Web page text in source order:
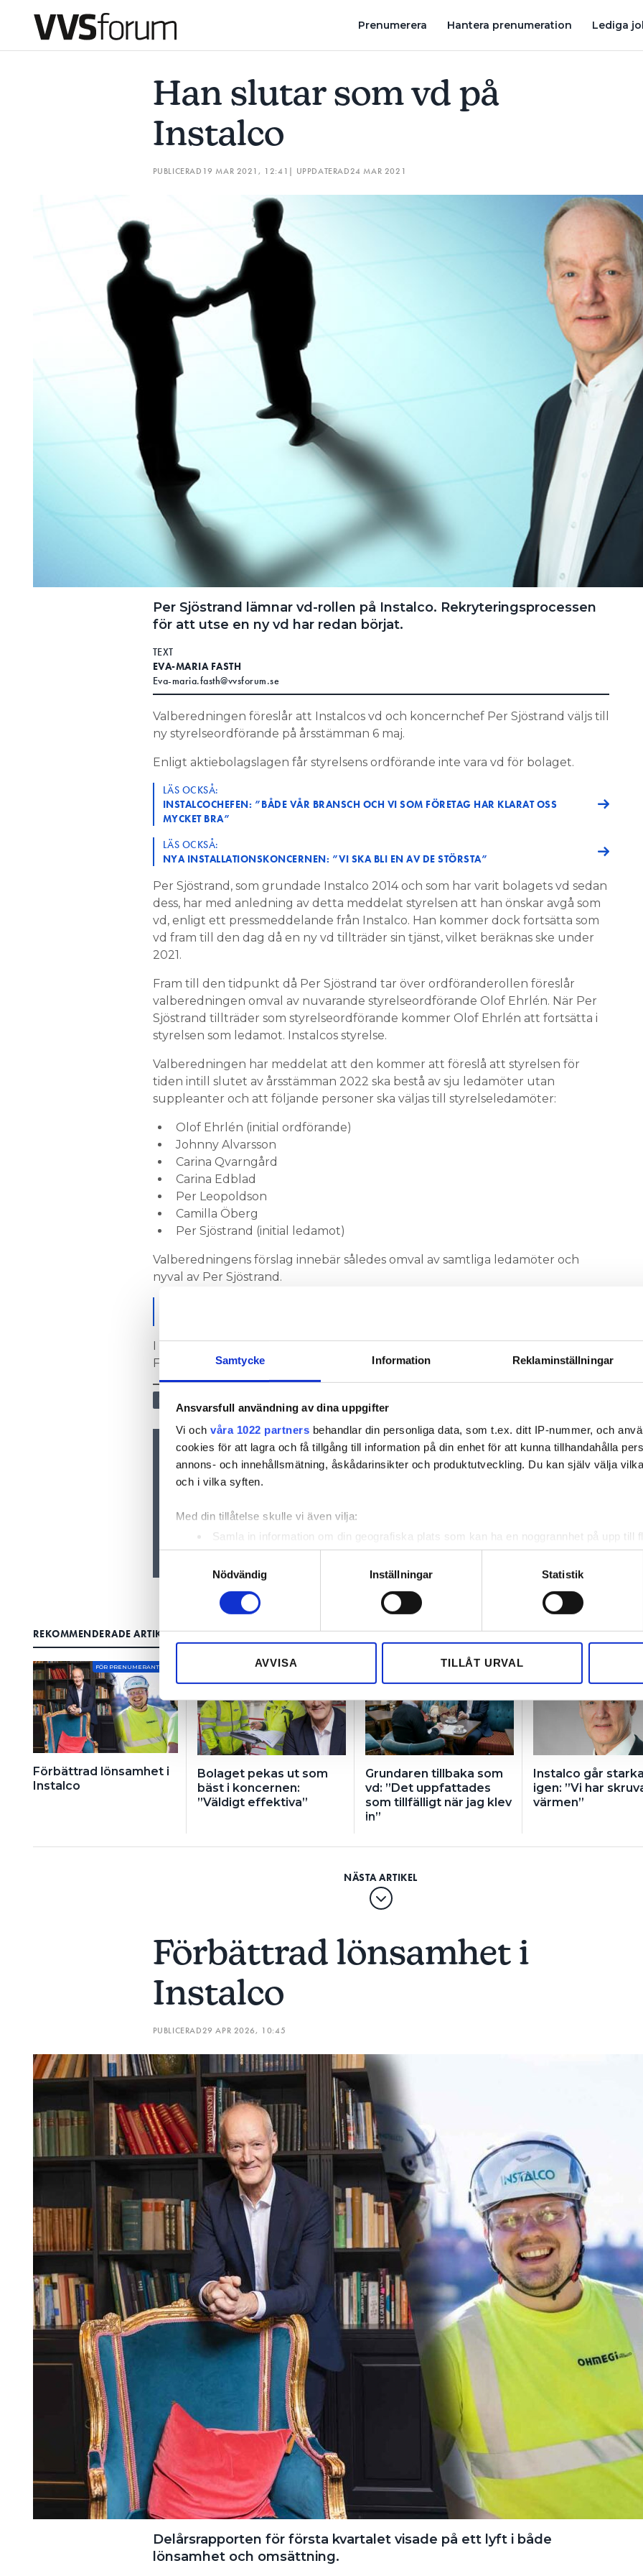
Samtycke Information Reklaminställningar
Ansvarsfull användning av dina uppgifter
Vi och våra 1022 partners behandlar din personliga data, som t.ex. ditt IP-nummer, och
cookies för att lagra och få tillgång till information på din enhet för att kunna tillhandahålla
annons- och innehållsmätning, åskådarinsikter och produktutveckling. Du kan själv välja
och i vilka syften.
Med din tillåtelse skulle vi även vilja:
Samla in information om din geografiska plats som kan ha en noggrannhet på upp till
Identifiera din enhet genom att aktivt skanna den för specifika kännetecken
Ta reda på mer om hur dina personliga uppgifter behandlas och ställ in dina preferenser i
eller dra tillbaka ditt samtycke när som helst från cookie-förklaringen.
sociala medier och analysera vår trafik. Vi vidarebefordrar även sådana identifierare och
till de sociala medier och annons- och analysföretag som vi samarbetar med. Dessa kan i
Nödvändig
Inställningar Statistik
AVVISA TILLÅT URVAL
Prenumerera Hantera prenumeration Lediga
Prenumerera
Hantera prenumeration
Annonsera
Läs E-tidningen
Om tidningen
Information om GDPR
Han slutar som vd på
Instalco
PUBLICERAD 19 MAR 2021, 12:41 | UPPDATERAD24 MAR 2021
Per Sjöstrand lämnar vd-rollen på Instalco. Rekryteringsprocessen
för att utse en ny vd har redan börjat.
TEXT
EVA-MARIA FASTH
Eva-maria.fasth@vvsforum.se
Valberedningen föreslår att Instalcos vd och koncernchef Per Sjöstrand väljs till
ny styrelseordförande på årsstämman 6 maj.
Enligt aktiebolagslagen får styrelsens ordförande inte vara vd för bolaget.
LÄS OCKSÅ:
INSTALCOCHEFEN: ”BÅDE VÅR BRANSCH OCH VI SOM FÖRETAG HAR KLARAT OSS
MYCKET BRA”
LÄS OCKSÅ:
NYA INSTALLATIONSKONCERNEN: ”VI SKA BLI EN AV DE STÖRSTA”
Per Sjöstrand, som grundade Instalco 2014 och som har varit bolagets vd sedan
dess, har med anledning av detta meddelat styrelsen att han önskar avgå som
vd, enligt ett pressmeddelande från Instalco. Han kommer dock fortsätta som
vd fram till den dag då en ny vd tillträder sin tjänst, vilket beräknas ske under
2021.
Fram till den tidpunkt då Per Sjöstrand tar över ordföranderollen föreslår
valberedningen omval av nuvarande styrelseordförande Olof Ehrlén. När Per
Sjöstrand tillträder som styrelseordförande kommer Olof Ehrlén att fortsätta i
styrelsen som ledamot. Instalcos styrelse.
Valberedningen har meddelat att den kommer att föreslå att styrelsen för
tiden intill slutet av årsstämman 2022 ska bestå av sju ledamöter utan
suppleanter och att följande personer ska väljas till styrelseledamöter:
Olof Ehrlén (initial ordförande)
Johnny Alvarsson
Carina Qvarngård
Carina Edblad
Per Leopoldson
Camilla Öberg
Per Sjöstrand (initial ledamot)
Valberedningens förslag innebär således omval av samtliga ledamöter och
nyval av Per Sjöstrand.
I dag består Instalco-koncernen av omkring 90 företag i Sverige, Norge och
Finland som förra året omsatte drygt 7 miljarder kronor.
Nyhetsbrev
Prenumerera på vårt nyhetsbrev och få nyheter, tips och bevakningar rakt ner i
REKOMMENDERADE ARTIKLAR
FÖR PRENUMERANTER
Förbättrad lönsamhet i
Instalco
FÖR PRENUMERANTER
Bolaget pekas ut som
bäst i koncernen:
”Väldigt effektiva”
Grundaren tillbaka som
vd: ”Det uppfattades
som tillfälligt när jag klev
in”
Instalco går
igen: ”Vi har
värmen”
Förbättrad lönsamhet i
Instalco
PUBLICERAD29 APR 2026, 10:45
Delårsrapporten för första kvartalet visade på ett lyft i både
lönsamhet och omsättning.
HAN SLUTAR SOM VD PÅ INSTALCO FÖRBÄTTRAD LÖNSAMHET I INSTALCO BOLAGET PEKAS UT SOM BÄST I